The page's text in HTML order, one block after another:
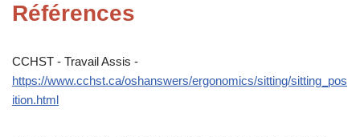
Références
CCHST - Travail Assis -
https://www.cchst.ca/oshanswers/ergonomics/sitting/sitting_pos
ition.html